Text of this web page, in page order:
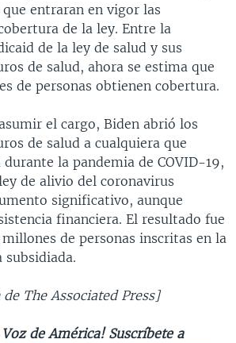
que entraran en vigor las
de la ley. Entre la
de la ley de salud y sus
de salud, ahora se estima que
de personas obtienen cobertura.
el cargo, Biden abrió los
de salud a cualquiera que
la pandemia de COVID-19,
de alivio del coronavirus
significativo, aunque
financiera. El resultado fue
de personas inscritas en la
The Associated Press]
Voz de América! Suscríbete a